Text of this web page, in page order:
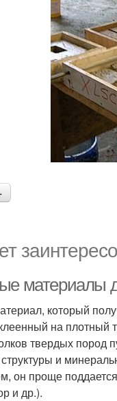
материалы
который
на плотный
твердых пород
и
он проще
и др.).